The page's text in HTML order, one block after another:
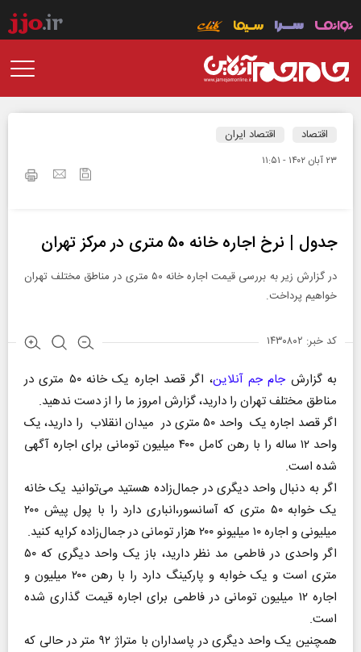
اقتصاد اقتصاد ایران
۲۳ آبان ۱۴۰۲ - ۱۱:۵۱
جدول | نرخ اجاره خانه ۵۰ متری در مرکز تهران
در گزارش زیر به بررسی قیمت اجاره خانه ۵۰ متری در مناطق مختلف تهران
خواهیم‌ پرداخت.
کد خبر: ۱۴۳۰۸۰۲
به گزارشجام جم آنلاین
، اگر قصد اجاره یک خانه ۵۰ متری در
مناطق مختلف تهران را دارید، گزارش امروز ما را از دست ندهید.
اگر قصد اجاره یک واحد ۵۰ متری در میدان انقلاب را دارید، یک
واحد ۱۲ ساله را با رهن کامل ۴۰۰ میلیون تومانی برای اجاره آگهی
شده است.
اگر به دنبال واحد دیگری در جمال‌زاده هستید می‌توانید یک خانه
یک خوابه ۵۰ متری که آسانسور،انباری دارد را با پول پیش ۲۰۰
میلیونی و اجاره ۱۰ میلیونو ۲۰۰ هزار تومانی در جمال‌زاده کرایه کنید.
اگر واحدی در فاطمی مد نظر دارید، باز یک واحد دیگری که ۵۰
متری است و یک خوابه و پارکینگ دارد را با رهن ۲۰۰ میلیون و
اجاره ۱۲ میلیون تومانی در فاطمی برای اجاره قیمت گذاری شده
است.
همچنین یک واحد دیگری در پاسداران با متراژ ۹۲ متر در حالی که